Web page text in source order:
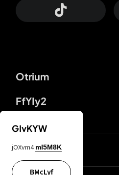
Otrium
FfYIy2
DDcvSo
GIvKYW
jOXvm4 mI5M8K
BMcLyf